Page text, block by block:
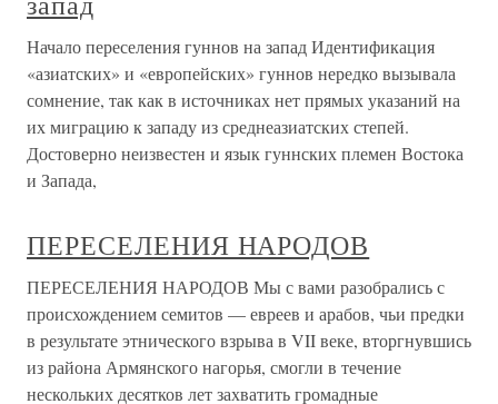
Начало переселения гуннов на запад Идентификация
«азиатских» и «европейских» гуннов нередко вызывала
сомнение, так как в источниках нет прямых указаний на
их миграцию к западу из среднеазиатских степей.
Достоверно неизвестен и язык гуннских племен Востока
и Запада,
ПЕРЕСЕЛЕНИЯ НАРОДОВ
ПЕРЕСЕЛЕНИЯ НАРОДОВ Мы с вами разобрались с
происхождением семитов — евреев и арабов, чьи предки
в результате этнического взрыва в VII веке, вторгнувшись
из района Армянского нагорья, смогли в течение
нескольких десятков лет захватить громадные